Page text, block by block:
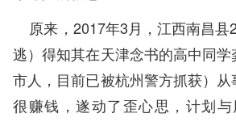
原来，2017年3月，江西南昌县
逃）得知其在天津念书的高中同
市人，目前已被杭州警方抓获）
很赚钱，遂动了歪心思，计划